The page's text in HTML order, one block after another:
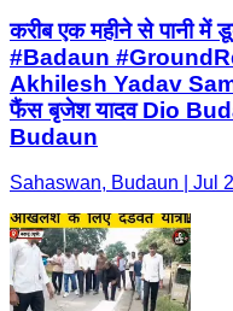
करीब एक महीने से पानी में
#Badaun
Akhilesh Yadav
फैंस बृजेश यादव Dio
Budaun
Sahaswan, Budaun | Jul